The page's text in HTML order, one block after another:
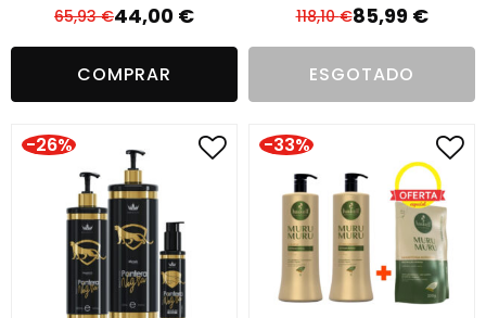
65,93€ O
preço
original
era:
44,00 €
O
preço
atual
é:
COMPRAR
118,10€ O
preço
original
era:
85,99 €
O
preço
atual
é:
ESGOTADO
-26% -33%